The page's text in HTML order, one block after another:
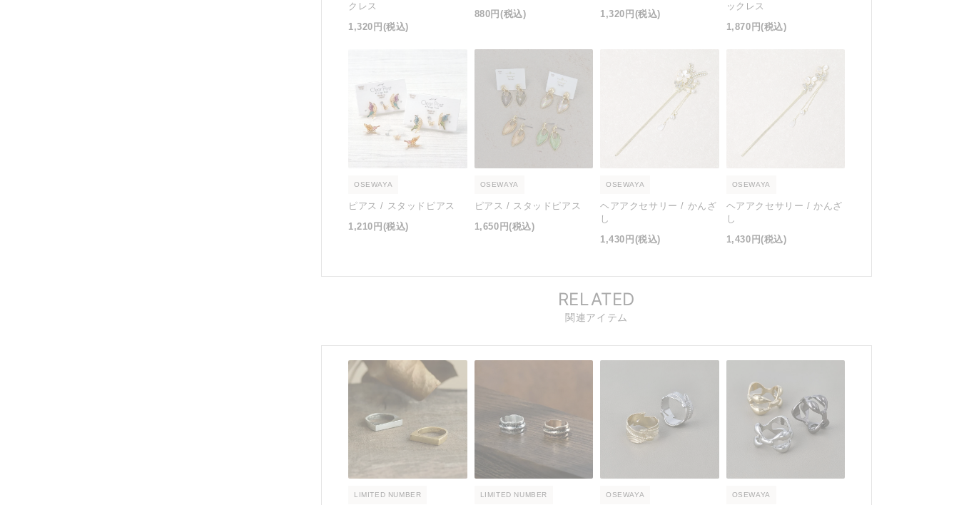
クレス
1,320円 (税込)
880円 (税込)
1,320円 (税込)
ックレス
1,870円(税込)
OSEWAYA
ピアス / スタッドピアス
1,210円 (税込)
OSEWAYA
ピアス / スタッドピアス
1,650円(税込)
OSEWAYA
ヘアアクセサリー / かんざ
し
1,430円 (税込)
OSEWAYA
ヘアアクセサリー / かんざ
し
1,430円(税込)
RELATED
関連アイテム
LIMITED NUMBER LIMITED NUMBER OSEWAYA OSEWAYA